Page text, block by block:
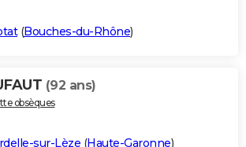
(Bouches-du-Rhône)
(92 ans)
obsèques
sur-Lèze (Haute-Garonne)